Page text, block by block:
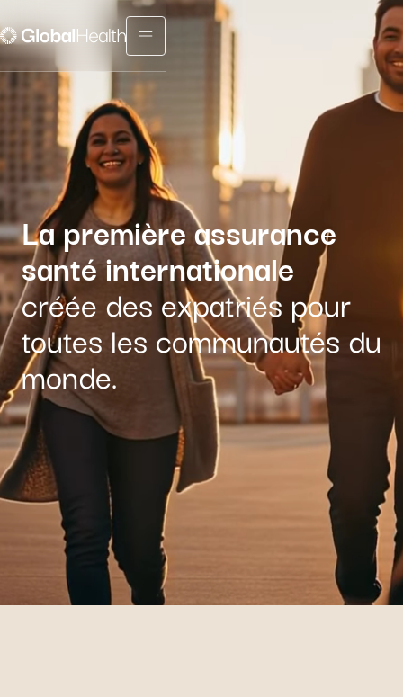
Menu fermé
La première assurance
santé internationale
créée des expatriés pour
toutes les communautés du
monde.